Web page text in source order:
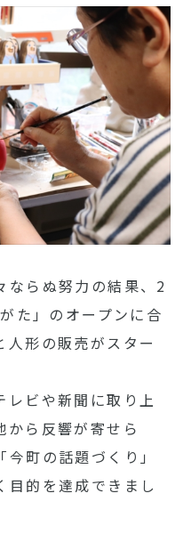
ならぬ努力の結果、2
た」のオープンに合
人形の販売がスター
レビや新聞に取り上
から反響が寄せら
町の話題づくり」
目的を達成できまし